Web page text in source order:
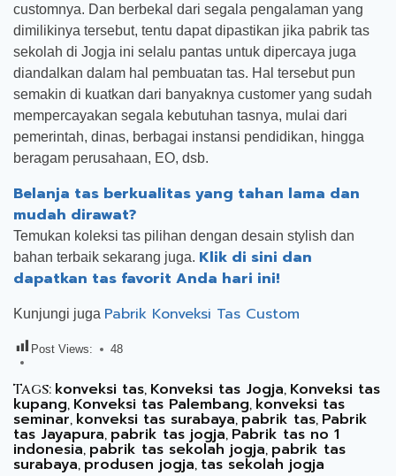
customnya. Dan berbekal dari segala pengalaman yang
dimilikinya tersebut, tentu dapat dipastikan jika pabrik tas
sekolah di Jogja ini selalu pantas untuk dipercaya juga
diandalkan dalam hal pembuatan tas. Hal tersebut pun
semakin di kuatkan dari banyaknya customer yang sudah
mempercayakan segala kebutuhan tasnya, mulai dari
pemerintah, dinas, berbagai instansi pendidikan, hingga
beragam perusahaan, EO, dsb.
Belanja tas berkualitas yang tahan lama dan
mudah dirawat?
Temukan koleksi tas pilihan dengan desain stylish dan
bahan terbaik sekarang juga. Klik di sini dan
dapatkan tas favorit Anda hari ini!
Kunjungi juga Pabrik Konveksi Tas Custom
Post Views: 48
Tags: konveksi tas, Konveksi tas Jogja, Konveksi tas
kupang, Konveksi tas Palembang, konveksi tas
seminar, konveksi tas surabaya,pabrik tas, Pabrik
tas Jayapura, pabrik tas jogja, Pabrik tas no 1
indonesia, pabrik tas sekolah jogja, pabrik tas
surabaya, produsen jogja, tas sekolah jogja